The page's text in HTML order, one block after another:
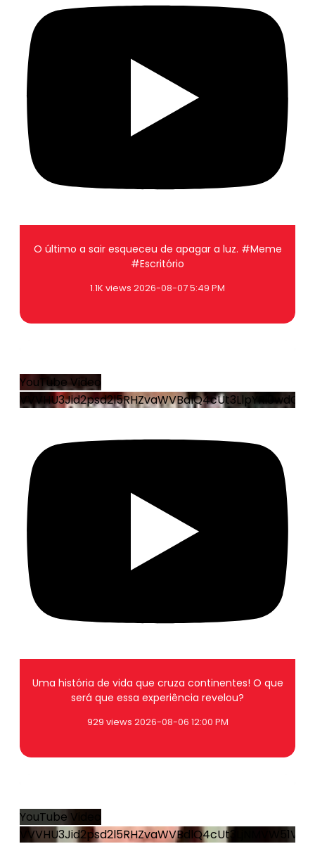
O último a sair esqueceu de apagar a luz. #Meme
#Escritório
1.1K views 2026-08-07 5:49 PM
YouTube Video
Uma história de vida que cruza continentes! O que
será que essa experiência revelou?
929 views 2026-08-06 12:00 PM
YouTube Video